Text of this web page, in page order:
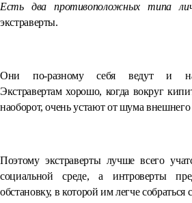
Есть два противоположных типа
экстраверты.
Они по-разному себя ведут и
Экстравертам хорошо, когда вокруг
наоборот, очень устают от шума
Поэтому экстраверты лучше всего
социальной среде, а интроверты
обстановку, в которой им легче собраться